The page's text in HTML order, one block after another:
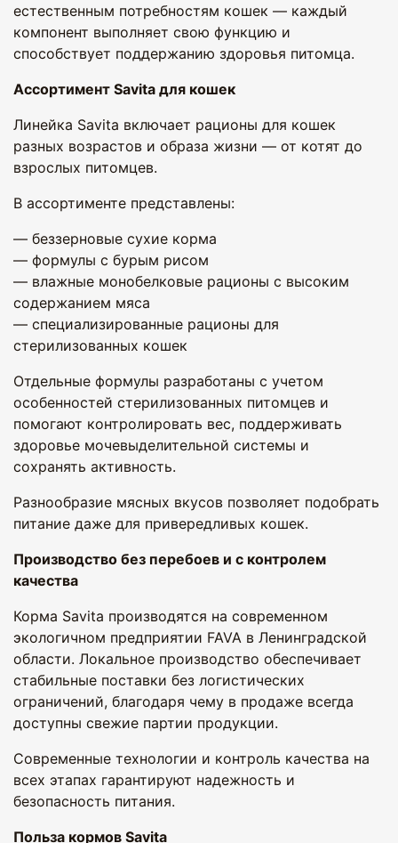
естественным потребностям кошек — каждый
компонент выполняет свою функцию и
способствует поддержанию здоровья питомца.
Ассортимент Savita для кошек
Линейка Savita включает рационы для кошек
разных возрастов и образа жизни — от котят до
взрослых питомцев.
В ассортименте представлены:
— беззерновые сухие корма
— формулы с бурым рисом
— влажные монобелковые рационы с высоким
содержанием мяса
— специализированные рационы для
стерилизованных кошек
Отдельные формулы разработаны с учетом
особенностей стерилизованных питомцев и
помогают контролировать вес, поддерживать
здоровье мочевыделительной системы и
сохранять активность.
Разнообразие мясных вкусов позволяет подобрать
питание даже для привередливых кошек.
Производство без перебоев и с контролем
качества
Корма Savita производятся на современном
экологичном предприятии FAVA в Ленинградской
области. Локальное производство обеспечивает
стабильные поставки без логистических
ограничений, благодаря чему в продаже всегда
доступны свежие партии продукции.
Современные технологии и контроль качества на
всех этапах гарантируют надежность и
безопасность питания.
Польза кормов Savita